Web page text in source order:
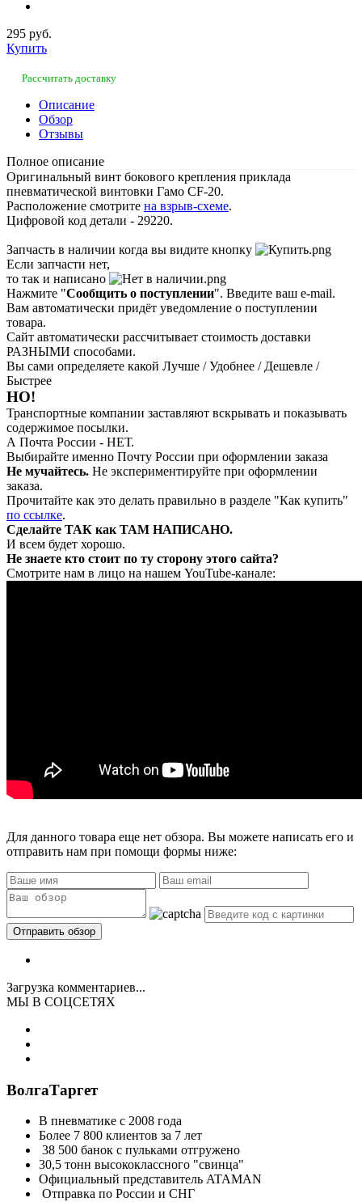
295 руб.
Купить
Рассчитать доставку
Описание
Обзор
Отзывы
Полное описание
Оригинальный винт бокового крепления приклада
пневматической винтовки Гамо CF-20.
Расположение смотрите на взрыв-схеме.
Цифровой код детали - 29220.
Запчасть в наличии когда вы видите кнопку
Если запчасти нет,
то так и написано
Нажмите "Сообщить о поступлении". Введите ваш e-mail.
Вам автоматически придёт уведомление о поступлении
товара.
Сайт автоматически рассчитывает стоимость доставки
РАЗНЫМИ способами.
Вы сами определяете какой Лучше / Удобнее / Дешевле /
Быстрее
НО!
Транспортные компании заставляют вскрывать и показывать
содержимое посылки.
А Почта России - НЕТ.
Выбирайте именно Почту России при оформлении заказа
Не мучайтесь. Не экспериментируйте при оформлении
заказа.
Прочитайте как это делать правильно в разделе "Как купить"
по ссылке.
Сделайте ТАК как ТАМ НАПИСАНО.
И всем будет хорошо.
Не знаете кто стоит по ту сторону этого сайта?
Смотрите нам в лицо на нашем YouTube-канале:
Для данного товара еще нет обзора. Вы можете написать его и
отправить нам при помощи формы ниже:
Загрузка комментариев...
МЫ В СОЦСЕТЯХ
ВолгаТаргет
В пневматике с 2008 года
Более 7 800 клиентов за 7 лет
38 500 банок с пульками отгружено
30,5 тонн высококлассного "свинца"
Официальный представитель ATAMAN
Отправка по России и СНГ